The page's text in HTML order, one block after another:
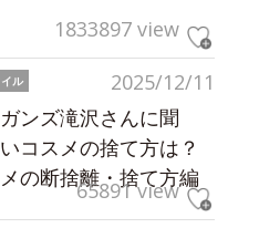
1833897 view
2025/12/11
ル
ンズ滝沢さんに聞
コスメの捨て方は？
メの断捨離・捨て方編
65891 view